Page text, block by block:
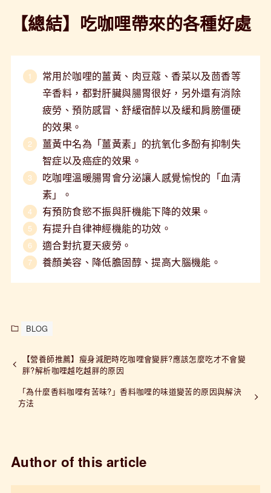
【總結】吃咖哩帶來的各種好處
常用於咖哩的薑黃、肉豆蔻、香菜以及茴香等
辛香料，都對肝臟與腸胃很好，另外還有消除
疲勞、預防感冒、舒緩宿醉以及緩和肩膀僵硬
的效果。
薑黃中名為「薑黃素」的抗氧化多酚有抑制失
智症以及癌症的效果。
吃咖哩溫暖腸胃會分泌讓人感覺愉悅的「血清
素」。
有預防食慾不振與肝機能下降的效果。
有提升自律神經機能的功效。
適合對抗夏天疲勞。
養顏美容、降低膽固醇、提高大腦機能。
BLOG
【營養師推薦】瘦身減肥時吃咖哩會變胖?應該怎麼吃才不會變
胖?解析咖哩越吃越胖的原因
「為什麼香料咖哩有苦味?」香料咖哩的味道變苦的原因與解決
方法
Author of this article